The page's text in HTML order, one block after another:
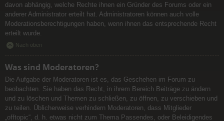
davon abhängig, welche Rechte ihnen ein Gründer des Forums oder ein
anderer Administrator erteilt hat. Administratoren können auch volle
Moderationsberechtigungen haben, wenn ihnen das entsprechende Recht
erteilt wurde.
Nach oben
Was sind Moderatoren?
Die Aufgabe der Moderatoren ist es, das Geschehen im Forum zu
beobachten. Sie haben das Recht, in ihrem Bereich Beiträge zu ändern
und zu löschen und Themen zu schließen, zu öffnen, zu verschieben und
zu teilen. Üblicherweise verhindern Moderatoren, dass Mitglieder
„offtopic“, d. h. etwas nicht zum Thema Passendes, oder Beleidigendes